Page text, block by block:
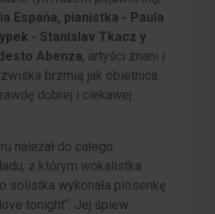
Espańa, pianistka - Paula
- Stanislav Tkacz y
Abenza, artyści znani i
brzmią jak obietnica
dobrej i ciekawej
należał do całego
z którym wokalistka
solistka wykonała piosenkę
tonight“. Jej śpiew